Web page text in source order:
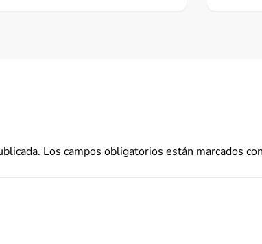
Los campos obligatorios están marcados con